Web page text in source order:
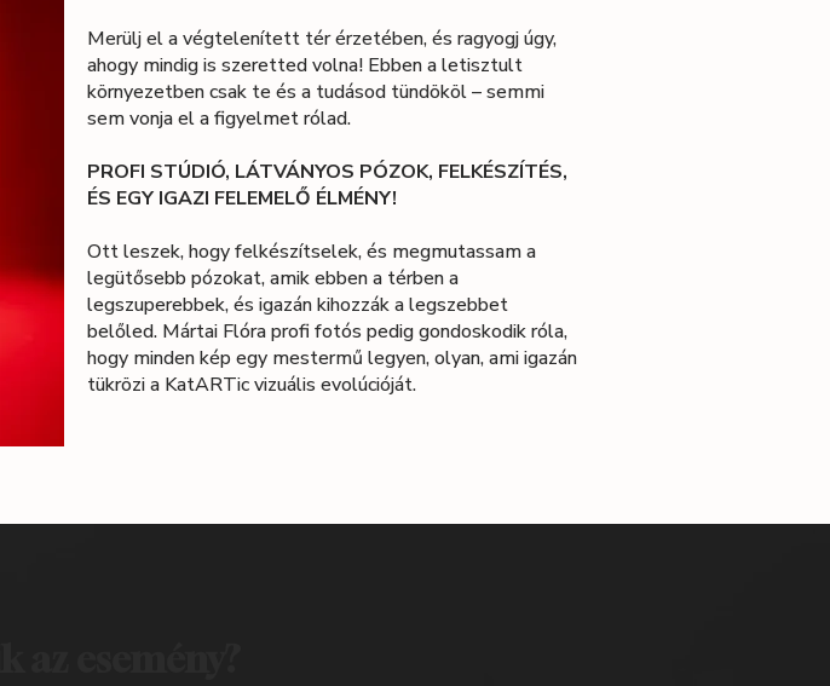
Merülj el a végtelenített tér érzetében, és ragyogj úgy,
ahogy mindig is szeretted volna! Ebben a letisztult
környezetben csak te és a tudásod tündököl – semmi
sem vonja el a figyelmet rólad.
PROFI STÚDIÓ, LÁTVÁNYOS PÓZOK, FELKÉSZÍTÉS,
ÉS EGY IGAZI FELEMELŐ ÉLMÉNY!
Ott leszek, hogy felkészítselek, és megmutassam a
legütősebb pózokat, amik ebben a térben a
legszuperebbek, és igazán kihozzák a legszebbet
belőled. Mártai Flóra profi fotós pedig gondoskodik róla,
hogy minden kép egy mestermű legyen, olyan, ami igazán
tükrözi a KatARTic vizuális evolúcióját.